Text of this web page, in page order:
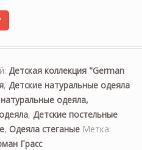
GRASS». Детский
Детская коллекция "German
, Детские натуральные одеяла
одеяла,
, Детские постельные
, Одеяла стеганые Метка:
Грасс